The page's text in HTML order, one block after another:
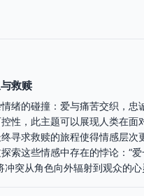
救赎
绪的碰撞：爱与痛苦交织，忠
性，此主题可以展现人类在面
寻求救赎的旅程使得情感层次
索这些情感中存在的悖论：“
突从角色向外辐射到观众的心